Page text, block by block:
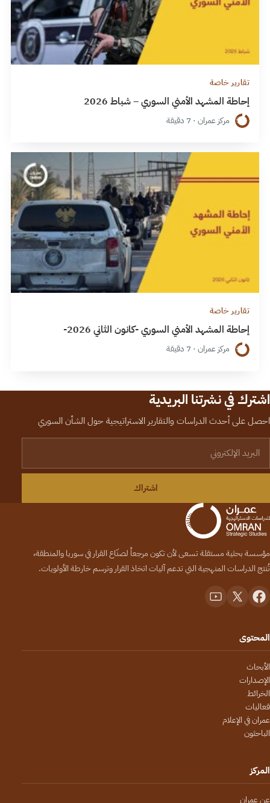
تقارير خاصة
إحاطة المشهد الأمني السوري – شباط 2026
مركز عمران · 7 دقيقة
تقارير خاصة
إحاطة المشهد الأمني السوري -كانون الثاني 2026-
مركز عمران · 7 دقيقة
اشترك في نشرتنا البريدية
احصل على أحدث الدراسات والتقارير الاستراتيجية حول الشأن السوري
اشتراك
مؤسسة بحثية مستقلة تسعى لأن تكون مرجعاً لصنّاع القرار في سوريا والمنطقة،
تُنتج الدراسات المنهجية التي تدعم آليات اتخاذ القرار وترسم خارطة الأولويات.
المحتوى
الأبحاث
الإصدارات
الخرائط
فعاليات
عمران في الإعلام
الباحثون
المركز
عن عمران